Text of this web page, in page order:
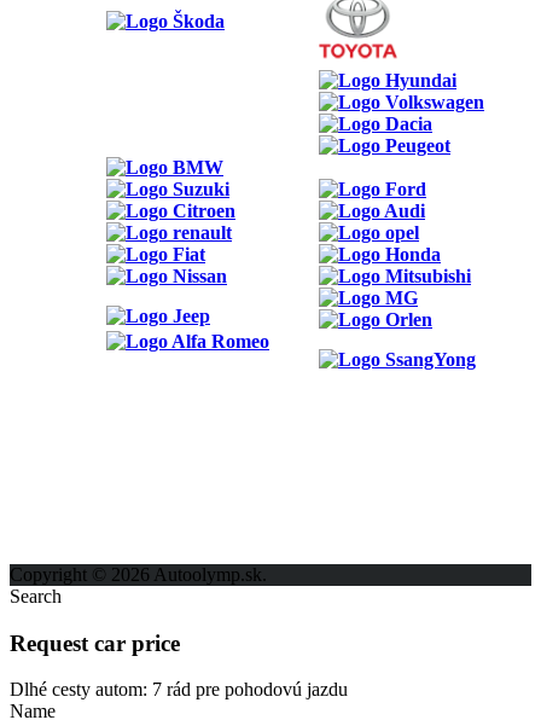
Copyright © 2026 Autoolymp.sk.
Search
Request car price
Dlhé cesty autom: 7 rád pre pohodovú jazdu
Name